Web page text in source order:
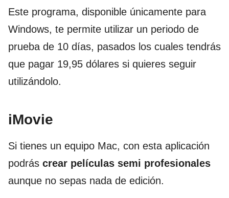
Este programa, disponible únicamente para
Windows, te permite utilizar un periodo de
prueba de 10 días, pasados los cuales tendrás
que pagar 19,95 dólares si quieres seguir
utilizándolo.
iMovie
Si tienes un equipo Mac, con esta aplicación
podrás crear películas semi profesionales
aunque no sepas nada de edición.